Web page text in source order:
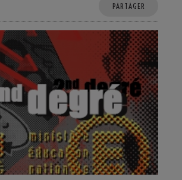
PARTAGER